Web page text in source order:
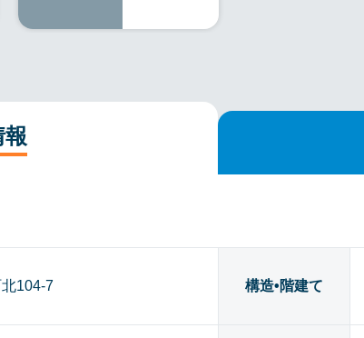
報
104-7 構造•階建て